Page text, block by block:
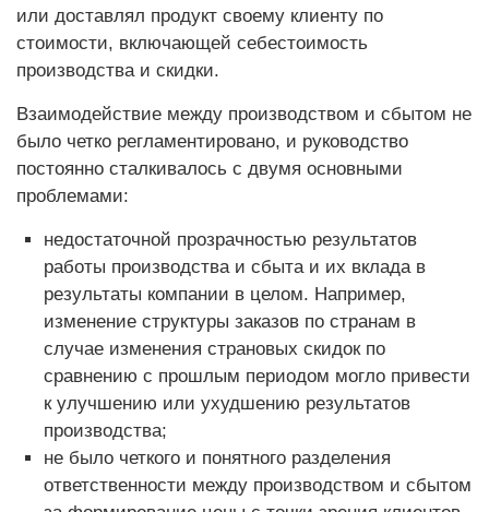
или доставлял продукт своему клиенту по
стоимости, включающей себестоимость
производства и скидки.
Взаимодействие между производством и сбытом не
было четко регламентировано, и руководство
постоянно сталкивалось с двумя основными
проблемами:
недостаточной прозрачностью результатов
работы производства и сбыта и их вклада в
результаты компании в целом. Например,
изменение структуры заказов по странам в
случае изменения страновых скидок по
сравнению с прошлым периодом могло привести
к улучшению или ухудшению результатов
производства;
не было четкого и понятного разделения
ответственности между производством и сбытом